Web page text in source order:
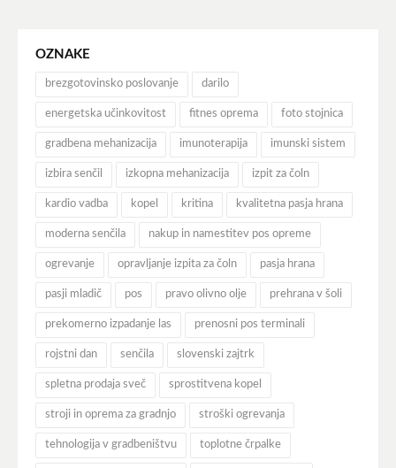
OZNAKE
brezgotovinsko poslovanje darilo
energetska učinkovitost fitnes oprema foto stojnica
gradbena mehanizacija imunoterapija imunski sistem
izbira senčil izkopna mehanizacija izpit za čoln
kardio vadba kopel kritina kvalitetna pasja hrana
moderna senčila nakup in namestitev pos opreme
ogrevanje opravljanje izpita za čoln pasja hrana
pasji mladič pos pravo olivno olje prehrana v šoli
prekomerno izpadanje las prenosni pos terminali
rojstni dan senčila slovenski zajtrk
spletna prodaja sveč sprostitvena kopel
stroji in oprema za gradnjo stroški ogrevanja
tehnologija v gradbeništvu toplotne črpalke